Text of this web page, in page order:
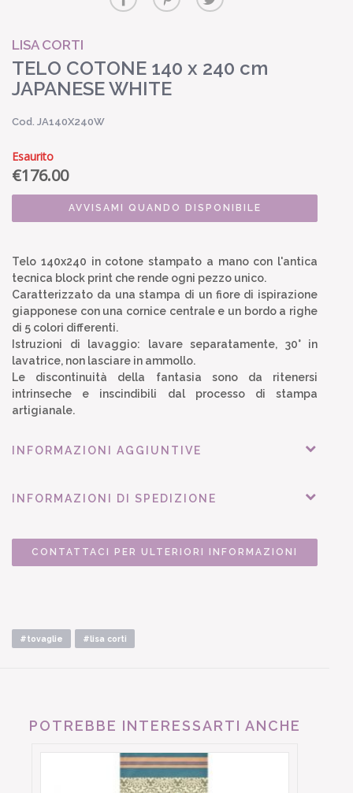
LISA CORTI
TELO COTONE 140 x 240 cm
JAPANESE WHITE
Cod. JA140X240W
Esaurito
€176.00
AVVISAMI QUANDO DISPONIBILE
Telo 140x240 in cotone stampato a mano con l'antica
tecnica block print che rende ogni pezzo unico.
Caratterizzato da una stampa di un fiore di ispirazione
giapponese con una cornice centrale e un bordo a righe
di 5 colori differenti.
Istruzioni di lavaggio: lavare separatamente, 30° in
lavatrice, non lasciare in ammollo.
Le discontinuità della fantasia sono da ritenersi
intrinseche e inscindibili dal processo di stampa
artigianale.
INFORMAZIONI AGGIUNTIVE
INFORMAZIONI DI SPEDIZIONE
CONTATTACI PER ULTERIORI INFORMAZIONI
#tovaglie #lisa corti
POTREBBE INTERESSARTI ANCHE